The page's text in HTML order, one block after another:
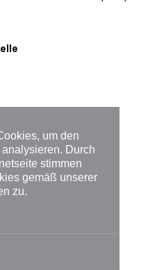
um den
Durch
stimmen
gemäß unserer
zu.